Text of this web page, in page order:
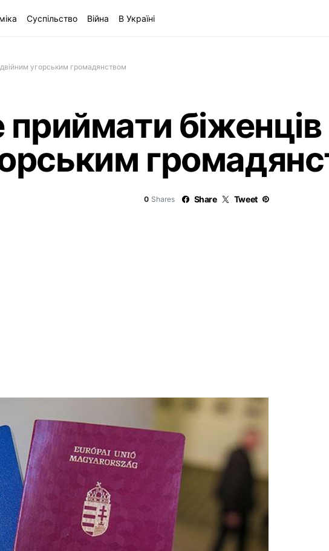
Суспільство Війна В Україні
угорським громадянством
приймати біженців
0 Shares Share Tweet